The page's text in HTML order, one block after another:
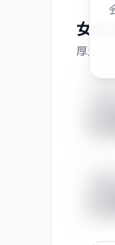
女性
厚生労